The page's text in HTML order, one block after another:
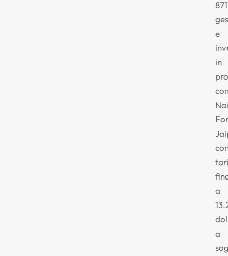
871
e
in
a
a